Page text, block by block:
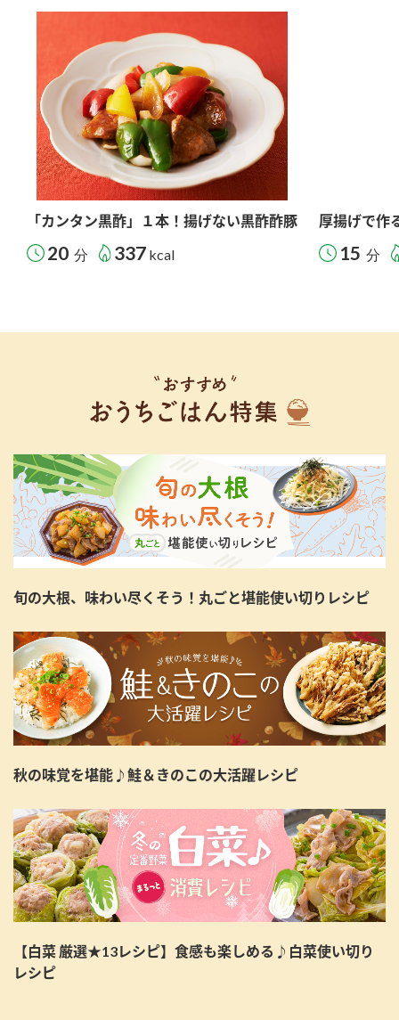
「カンタン黒酢」１本！揚げない黒酢酢豚
20 分 337 kcal
厚揚げで作
15 分
旬の大根、味わい尽くそう！丸ごと堪能使い切りレシピ
秋の味覚を堪能♪鮭＆きのこの大活躍レシピ
【白菜 厳選★13レシピ】食感も楽しめる♪白菜使い切り
レシピ